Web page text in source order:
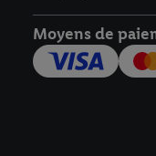
Moyens de